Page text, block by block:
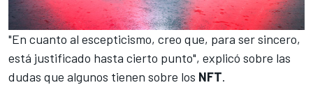
"En cuanto al escepticismo, creo que, para ser sincero,
está justificado hasta cierto punto", explicó sobre las
dudas que algunos tienen sobre los NFT.